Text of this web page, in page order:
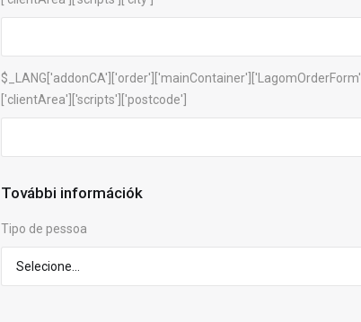
$_LANG['addonCA']['order']['mainContainer']['LagomOrderForm']
['clientArea']['scripts']['postcode']
További információk
Tipo de pessoa